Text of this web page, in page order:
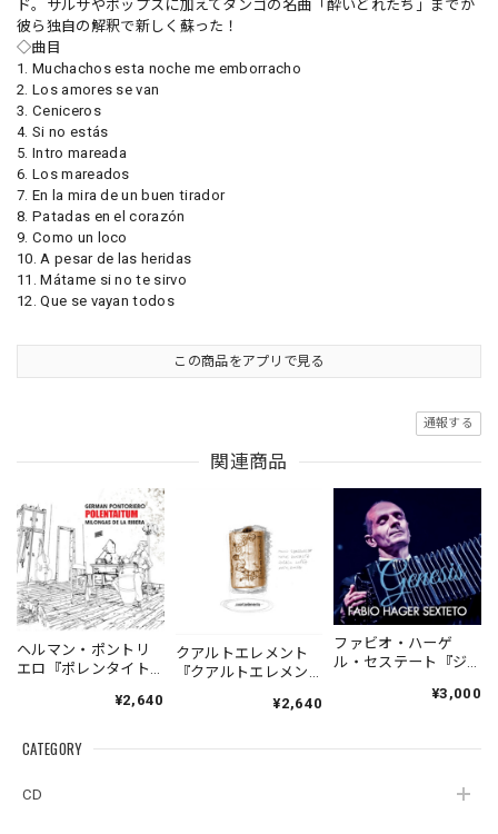
CATEGORY
CD
ド。サルサやポップスに加えてタンゴの名曲「酔いどれたち」までが
彼ら独自の解釈で新しく蘇った！
◇曲目
1. Muchachos esta noche me emborracho
2. Los amores se van
3. Ceniceros
4. Si no estás
5. Intro mareada
6. Los mareados
7. En la mira de un buen tirador
8. Patadas en el corazón
9. Como un loco
10. A pesar de las heridas
11. Mátame si no te sirvo
12. Que se vayan todos
この商品をアプリで見る
通報する
関連商品
ヘルマン・ポントリ
エロ『ポレンタイト
Pontoriero『POLENT
la Ribera』
¥2,640
クアルトエレメント
『クアルトエレメン
Cuartoelemento『Cu
（007RECORDS-27）
¥2,640
ファビオ・ハーゲ
ル・セステート『ジ
¥3,000